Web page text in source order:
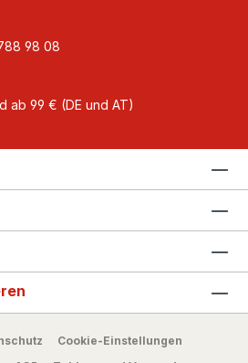
98 08
ab 99 € (DE und AT)
Cookie-Einstellungen